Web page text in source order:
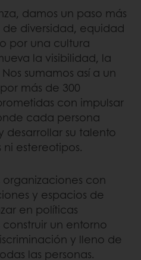
damos un paso más
diversidad, equidad
por una cultura
la visibilidad, la
sumamos así a un
más de 300
con impulsar
cada persona
desarrollar su talento
estereotipos.
organizaciones con
y espacios de
en políticas
construir un entorno
y lleno de
las personas.